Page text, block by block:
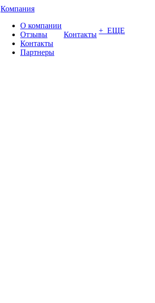
Компания
О компании
Отзывы
Контакты
Партнеры
Контакты + ЕЩЕ